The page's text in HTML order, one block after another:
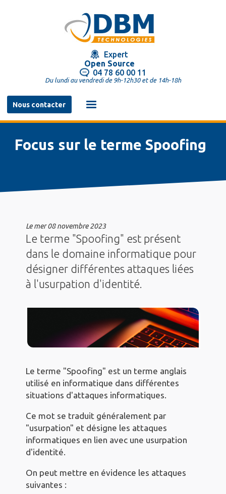
Expert
Open Source
04 78 60 00 11
Du lundi au vendredi de 9h-12h30 et de 14h-18h
Nous contacter
Navigation
principale
Focus sur le terme Spoofing
Lemer 08 novembre 2023
Le terme "Spoofing" est présent
dans le domaine informatique pour
désigner différentes attaques liées
à l'usurpation d'identité.
Le terme "Spoofing" est un terme anglais
utilisé en informatique dans différentes
situations d'attaques informatiques.
Ce mot se traduit généralement par
"usurpation" et désigne les attaques
informatiques en lien avec une usurpation
d'identité.
On peut mettre en évidence les attaques
suivantes :